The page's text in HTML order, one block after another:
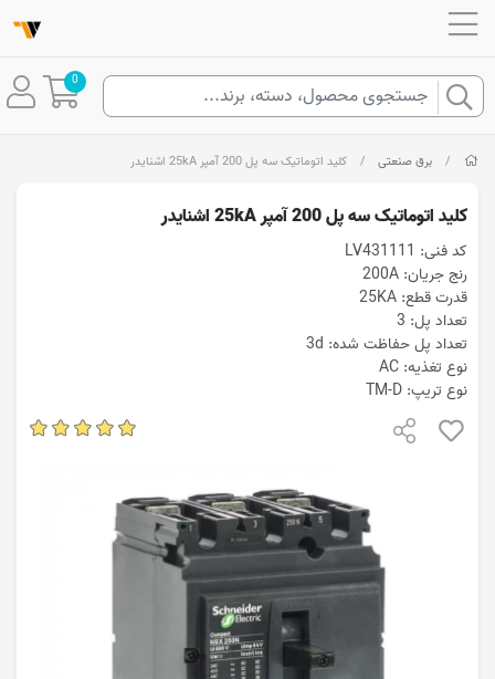
0
/ برق صنعتی / کلید اتوماتیک سه پل 200 آمپر 25kA اشنایدر
کلید اتوماتیک سه پل 200 آمپر 25kA اشنایدر
کد فنی: LV431111
رنج جریان: 200A
قدرت قطع: 25KA
تعداد پل: 3
تعداد پل حفاظت شده: 3d
نوع تغذیه: AC
نوع تریپ: TM-D